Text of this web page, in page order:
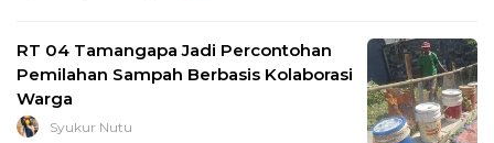
RT 04 Tamangapa Jadi Percontohan
Pemilahan Sampah Berbasis Kolaborasi
Warga
Syukur Nutu